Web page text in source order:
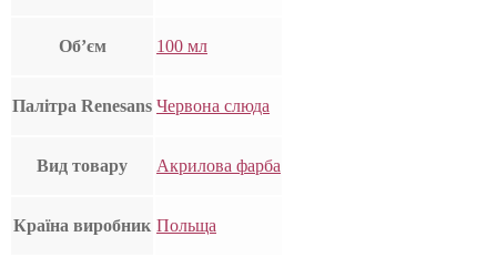
Об’єм 100 мл
Палітра Renesans Червона слюда
Вид товару Акрилова фарба
Країна виробник Польща